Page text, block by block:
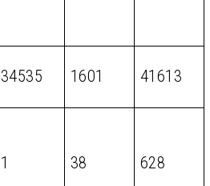
34535 1601 41613
1 38 628